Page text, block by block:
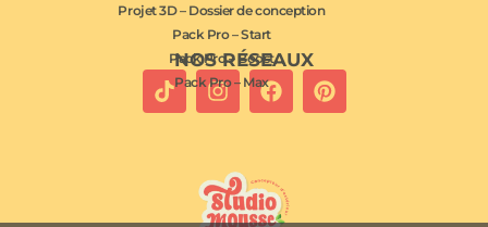
NOS RÉSEAUX
Projet 3D – Dossier de conception
Pack Pro – Start
Pack Pro – Boost
Pack Pro – Max